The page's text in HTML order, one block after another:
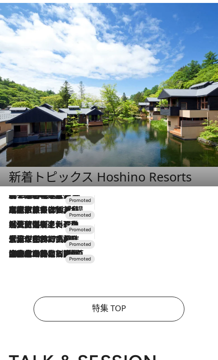
新着トピックス Hoshino Resorts
2026.8.7
【トンボの足水浴】ヒノキの香りに包まれて涼感マックス！約13℃の湧水かけ流しを避暑地「星野温泉 トンボの湯」で体験
2026.7.31
【ホテル帰省】という選択肢をOMOが提案。家族とほどよい距離を保つには「昼は実家、夜は気兼ねなくホテルで！」
2026.7.24
【夏限定ディナーコース】旬を迎える稚鮎や花ズッキーニなどをイタリア・トスカーナの郷土料理の手法で満喫！
2026.7.17
「土佐和ハーブかき氷」がOMO7高知に登場！生姜、山椒、大葉など目にも舌にも涼を呼ぶ郷土の味
2026.7.10
NEW OPEN！【界 草津】名湯の地に誕生。趣の異なる2種の温泉と上州ならではの会席・蕎麦割烹など美食を味わう究極の癒やし旅
特集 TOP